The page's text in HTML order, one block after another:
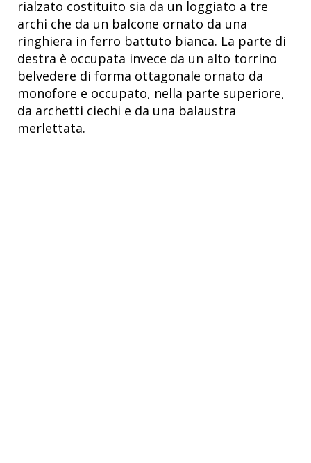
rialzato costituito sia da un loggiato a tre
archi che da un balcone ornato da una
ringhiera in ferro battuto bianca. La parte di
destra è occupata invece da un alto torrino
belvedere di forma ottagonale ornato da
monofore e occupato, nella parte superiore,
da archetti ciechi e da una balaustra
merlettata.